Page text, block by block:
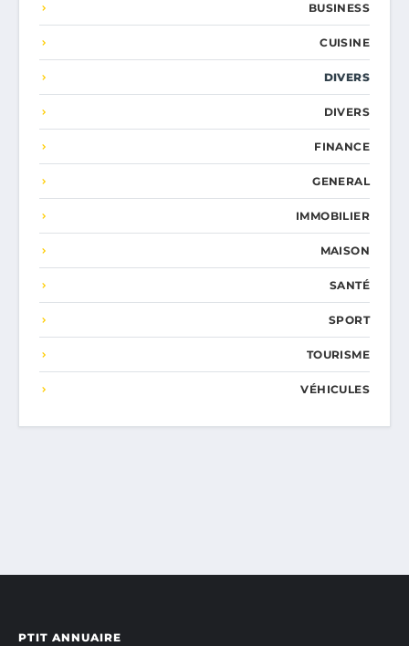
BUSINESS
CUISINE
DIVERS
DIVERS
FINANCE
GENERAL
IMMOBILIER
MAISON
SANTÉ
SPORT
TOURISME
VÉHICULES
PTIT ANNUAIRE